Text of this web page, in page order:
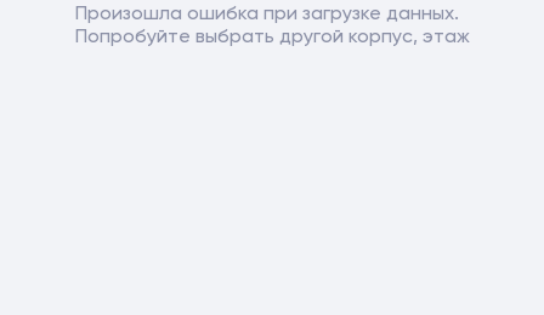
Произошла ошибка при загрузке данных.
Попробуйте выбрать другой корпус, этаж